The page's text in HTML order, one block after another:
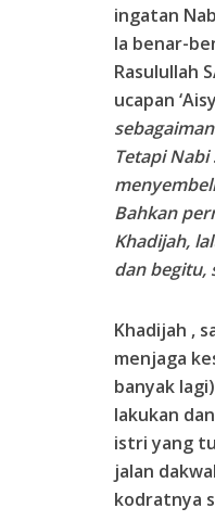
ingatan
Ia benar-
Rasulullah
ucapan
Tetapi
Bahkan
Khadijah,
dan begitu,
Khadijah ,
menjaga
banyak
lakukan
istri yang
jalan
kodratnya